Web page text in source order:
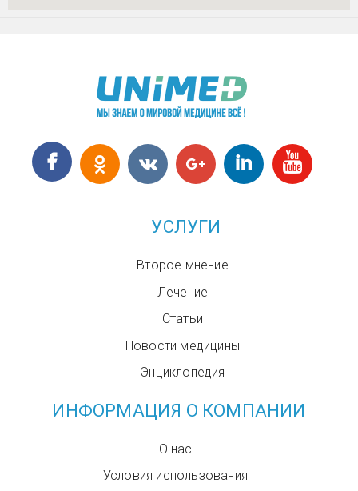
УСЛУГИ
Второе мнение
Лечение
Статьи
Новости медицины
Энциклопедия
ИНФОРМАЦИЯ О КОМПАНИИ
О нас
Условия использования